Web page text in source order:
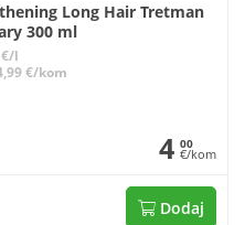
Long Hair Tretman
300 ml
€/l
€/kom
4 00
€/kom
Dodaj